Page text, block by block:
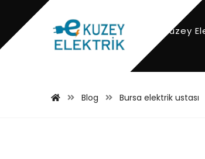
Kuzey
Blog Bursa elektrik ustası